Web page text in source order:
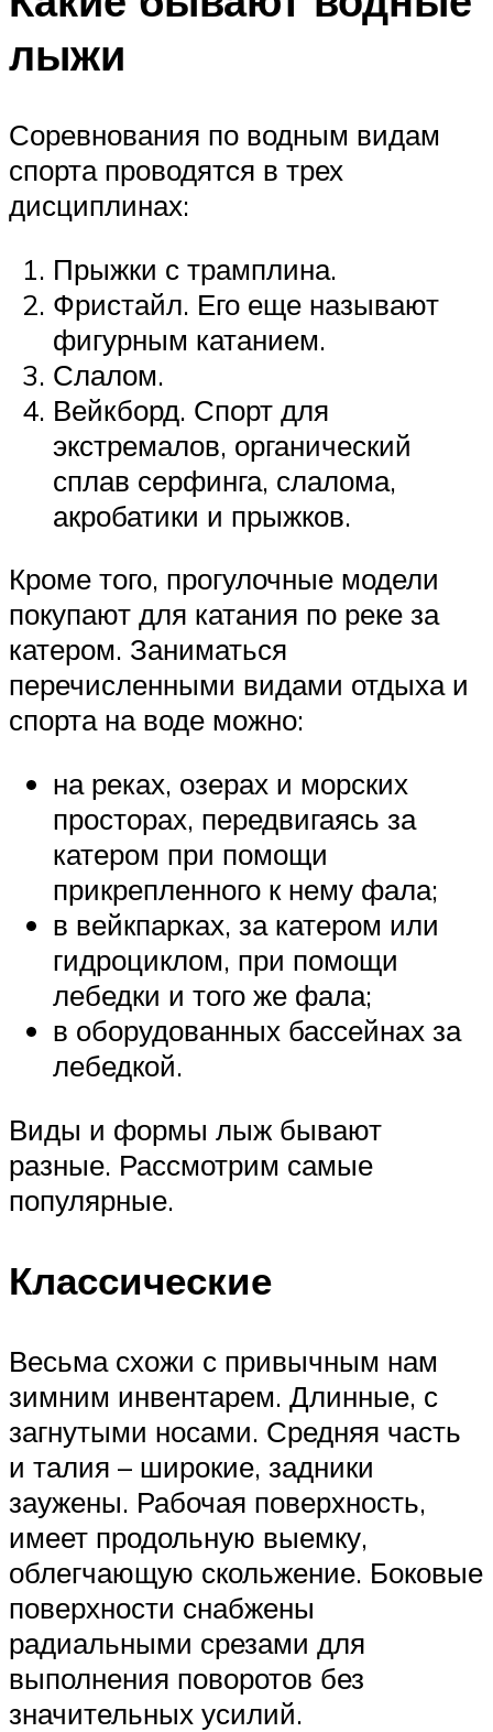
лыжи
Соревнования по водным видам
спорта проводятся в трех
дисциплинах:
Прыжки с трамплина.
Фристайл. Его еще называют
фигурным катанием.
Слалом.
Вейкборд. Спорт для
экстремалов, органический
сплав серфинга, слалома,
акробатики и прыжков.
Кроме того, прогулочные модели
покупают для катания по реке за
катером. Заниматься
перечисленными видами отдыха и
спорта на воде можно:
на реках, озерах и морских
просторах, передвигаясь за
катером при помощи
прикрепленного к нему фала;
в вейкпарках, за катером или
гидроциклом, при помощи
лебедки и того же фала;
в оборудованных бассейнах за
лебедкой.
Виды и формы лыж бывают
разные. Рассмотрим самые
популярные.
Классические
Весьма схожи с привычным нам
зимним инвентарем. Длинные, с
загнутыми носами. Средняя часть
и талия – широкие, задники
заужены. Рабочая поверхность,
имеет продольную выемку,
облегчающую скольжение. Боковые
поверхности снабжены
радиальными срезами для
выполнения поворотов без
значительных усилий.